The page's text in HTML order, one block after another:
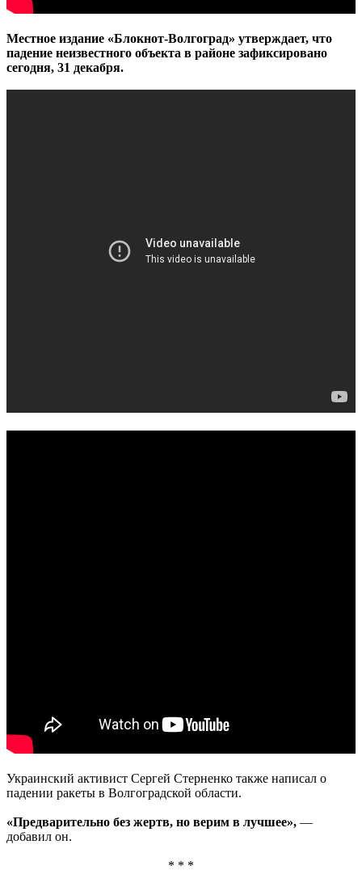
Местное издание «Блокнот-Волгоград» утверждает, что
падение неизвестного объекта в районе зафиксировано
сегодня, 31 декабря.
Украинский активист Сергей Стерненко также написал о
падении ракеты в Волгоградской области.
«Предварительно без жертв, но верим в лучшее», —
добавил он.
* * *